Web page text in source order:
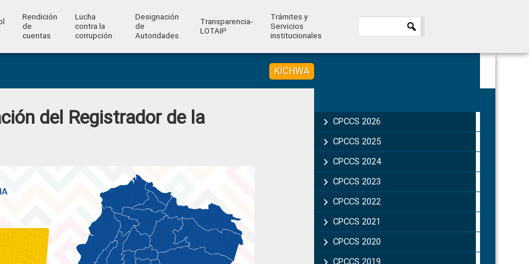
Rendición
de
cuentas
Lucha
contra la
corrupción
Designación
de
Autoridades
Transparencia-
LOTAIP
Trámites y
Servicios
institucionales
KICHWA
del Registrador de la
Sidebar
CPCCS 2026
CPCCS 2025
CPCCS 2024
CPCCS 2023
CPCCS 2022
CPCCS 2021
CPCCS 2020
CPCCS 2019 .